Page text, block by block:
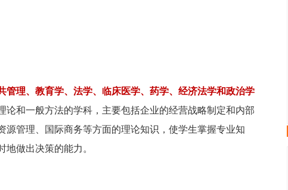
管理、教育学、法学、临床医学、药学、经济法学和政治学
和一般方法的学科，主要包括企业的经营战略制定和内部
管理、国际商务等方面的理论知识，使学生掌握专业知
做出决策的能力。